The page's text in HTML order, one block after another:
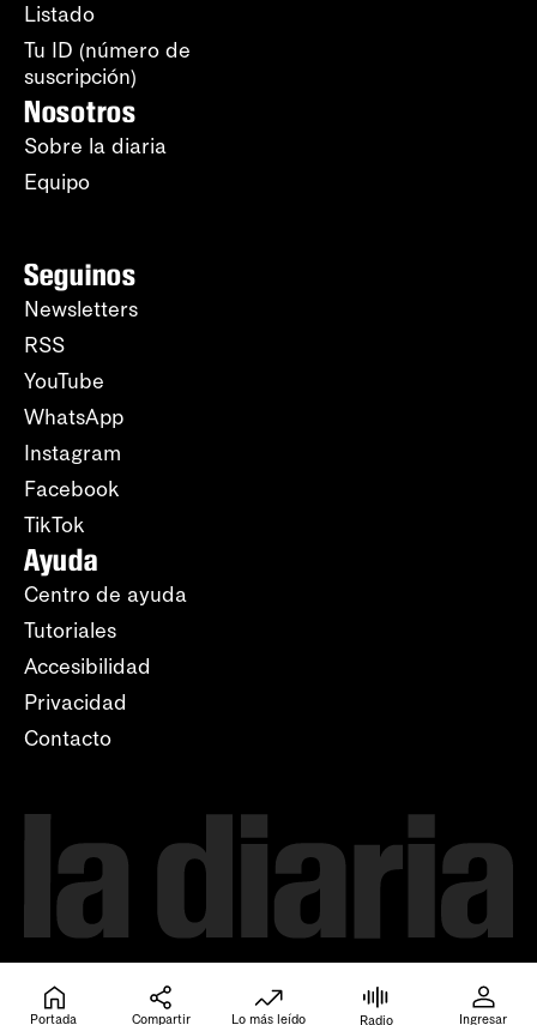
Listado
Tu ID (número de
suscripción)
Nosotros
Sobre la diaria
Equipo
Seguinos
Newsletters
RSS
YouTube
WhatsApp
Instagram
Facebook
TikTok
Ayuda
Centro de ayuda
Tutoriales
Accesibilidad
Privacidad
Contacto
Portada Compartir Lo más leído Radio Ingresar